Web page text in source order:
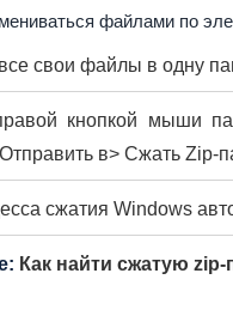
файлами по
свои файлы в одну
кнопкой мыши
в> Сжать Zip-
сжатия Windows
Как найти сжатую